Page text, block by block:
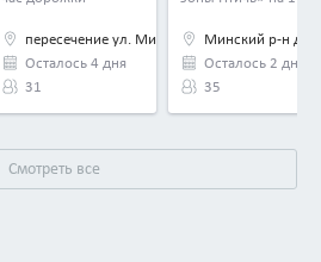
пересечение ул. Мирошниченко и МКАД
Осталось 4 дня
31
Минский р-н д.
Осталось 2 дня
35
Смотреть все